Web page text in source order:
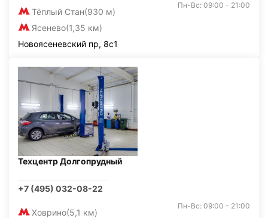
Тёплый Стан(930 м)
Ясенево(1,35 км)
Пн-Вс: 09:00 - 21:00
Новоясеневский пр, 8с1
Техцентр Долгопрудный
+7 (495) 032-08-22
Ховрино(5,1 км)
Пн-Вс: 09:00 - 21:00